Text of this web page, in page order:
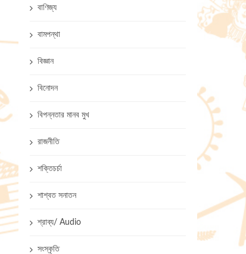
বাণিজ্য
বামপন্থা
বিজ্ঞান
বিনোদন
বিপন্নতার মানব মুখ
রাজনীতি
শক্তিচর্চা
শাশ্বত সনাতন
শ্রাব্য/ Audio
সংস্কৃতি